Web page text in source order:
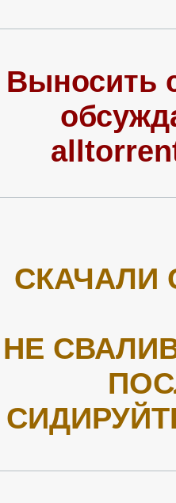
Выносить
СКАЧАЛИ
НЕ